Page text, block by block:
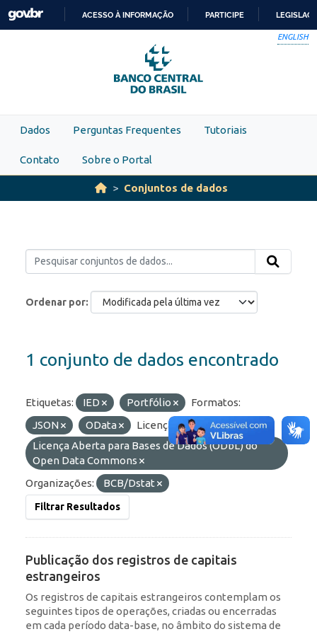
Skip to main content
PARA
O
CONTEÚDO
ACESSO À INFORMAÇÃO PARTICIPE
ENGLISH
Dados Perguntas Frequentes Tutoriais
Contato Sobre o Portal
Conjuntos de dados
Ordenar por
1 conjunto de dados encontrado
Etiquetas: IED Portfólio
Formatos:
JSON
OData
Licenças:
Licença Aberta para Bases de Dados (ODbL) do
Open Data Commons
Organizações:
BCB/Dstat
Filtrar Resultados
Publicação dos registros de capitais
estrangeiros
Os registros de capitais estrangeiros contemplam os
seguintes tipos de operações, criadas ou encerradas
em cada período data-base, no âmbito do sistema de